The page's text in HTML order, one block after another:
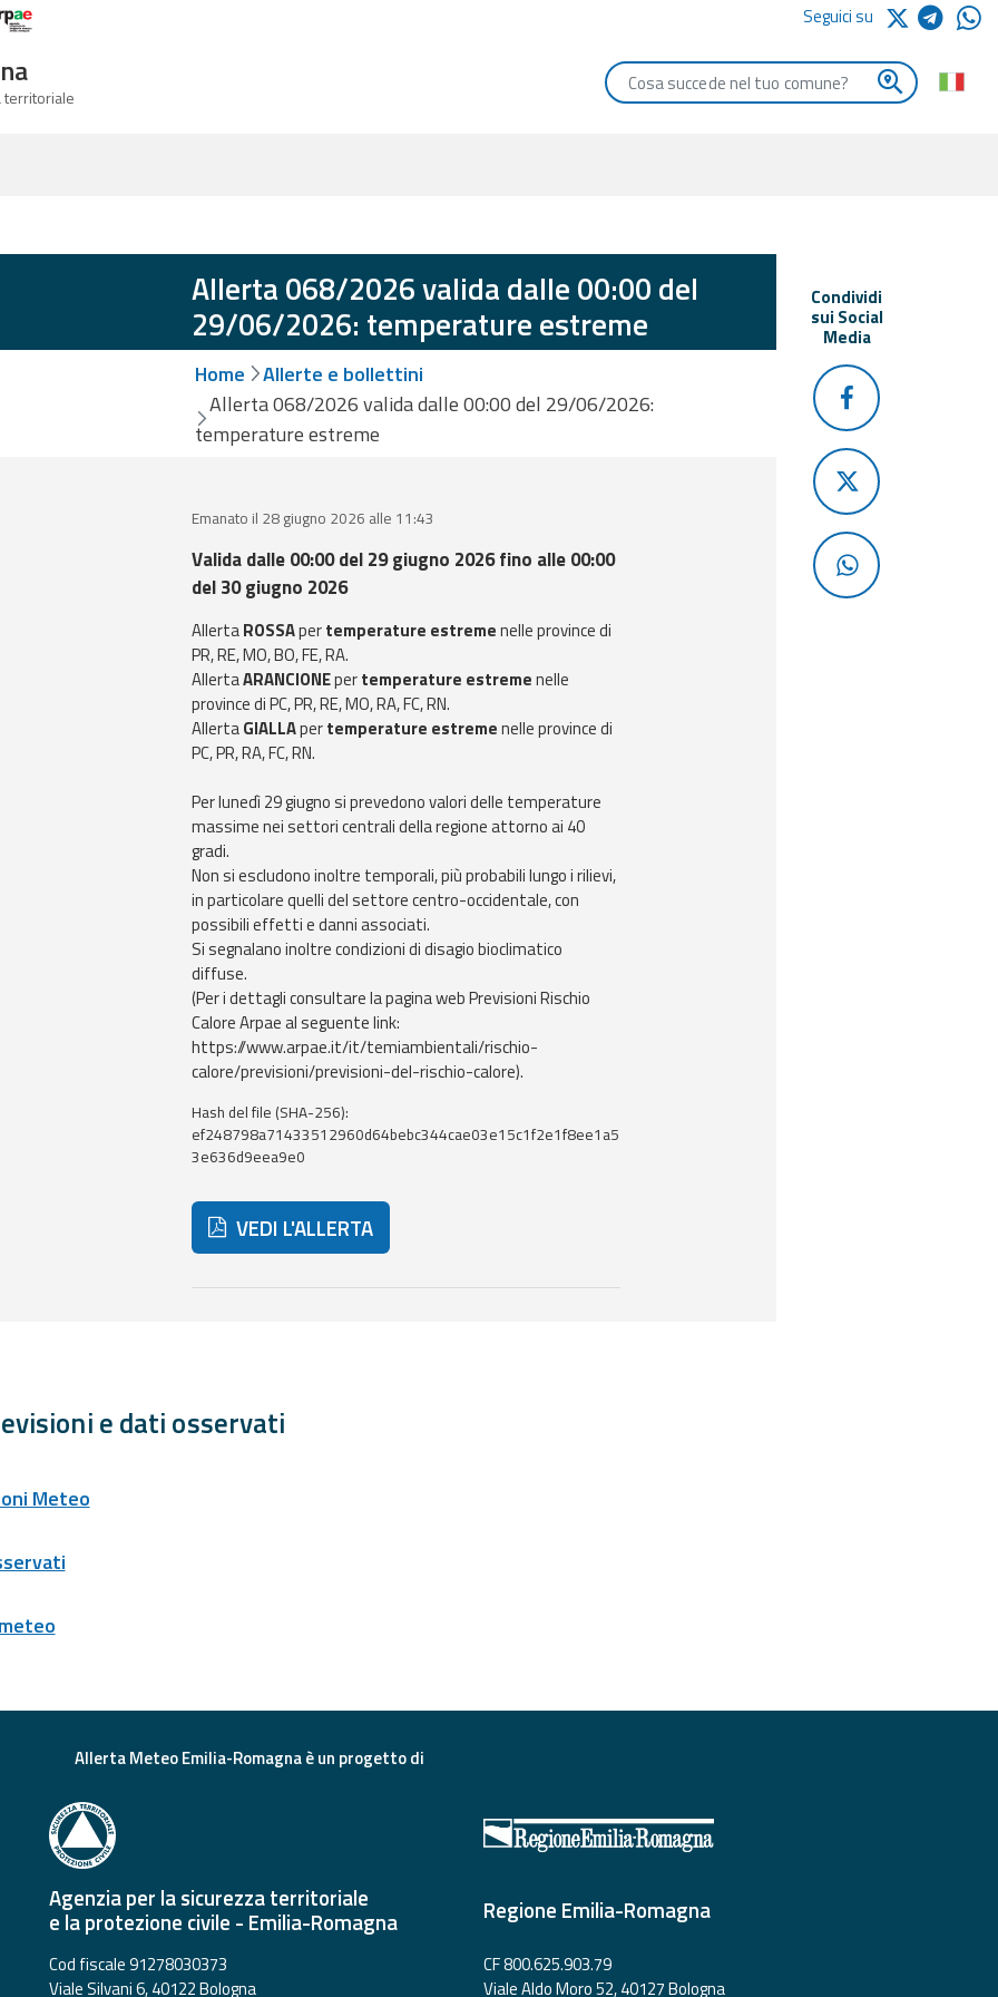
Arpae Seguici su
territoriale
Allerta 068/2026 valida dalle 00:00 del
29/06/2026: temperature estreme
Home
Allerte e bollettini
Allerta 068/2026 valida dalle 00:00 del 29/06/2026:
temperature estreme
Emanato il 28 giugno 2026 alle 11:43
Valida dalle 00:00 del 29 giugno 2026 fino alle 00:00
del 30 giugno 2026
AllertaROSSApertemperature estremenelle province di
PR, RE, MO, BO, FE, RA.
AllertaARANCIONEpertemperature estremenelle
province di PC, PR, RE, MO, RA, FC, RN.
AllertaGIALLApertemperature estremenelle province di
PC, PR, RA, FC, RN.
Per lunedì 29 giugno si prevedono valori delle temperature
massime nei settori centrali della regione attorno ai 40
gradi.
Non si escludono inoltre temporali, più probabili lungo i rilievi,
in particolare quelli del settore centro-occidentale, con
possibili effetti e danni associati.
Si segnalano inoltre condizioni di disagio bioclimatico
diffuse.
(Per i dettagli consultare la pagina web Previsioni Rischio
Calore Arpae al seguente link:
https://www.arpae.it/it/temiambientali/rischio-
calore/previsioni/previsioni-del-rischio-calore).
Hash del file (SHA-256):
ef248798a71433512960d64bebc344cae03e15c1f2e1f8ee1a5
3e636d9eea9e0
VEDI L'ALLERTA
e dati osservati
Meteo
Condividi
sui Social
Media
Allerta Meteo Emilia-Romagna è un progetto di
Agenzia per la sicurezza territoriale
e la protezione civile - Emilia-Romagna
Cod fiscale 91278030373
Viale Silvani 6, 40122 Bologna
Regione Emilia-Romagna
CF 800.625.903.79
Viale Aldo Moro 52, 40127 Bologna